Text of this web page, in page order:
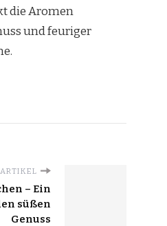
die Aromen
und feuriger
– Ein
süßen
Genuss